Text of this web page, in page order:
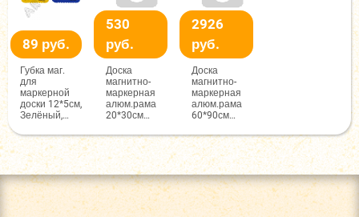
89 руб.
Губка маг.
для
маркерной
доски 12*5см,
Зелёный,
530
руб.
Доска
магнитно-
маркерная
алюм.рама
20*30см
2926
руб.
Доска
магнитно-
маркерная
алюм.рама
60*90см